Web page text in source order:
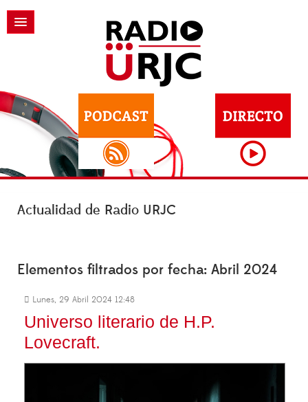
Actualidad de Radio URJC
Elementos filtrados por fecha: Abril 2024
Lunes, 29 Abril 2024 12:48
Universo literario de H.P.
Lovecraft.